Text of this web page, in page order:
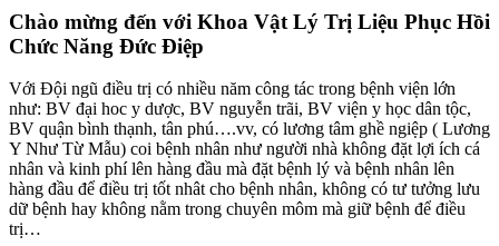
Chào mừng đến với Khoa Vật Lý Trị Liệu Phục Hồi
Chức Năng Đức Điệp
Với Đội ngũ điều trị có nhiều năm công tác trong bệnh viện lớn
như: BV đại hoc y dược, BV nguyễn trãi, BV viện y học dân tộc,
BV quận bình thạnh, tân phú….vv, có lương tâm ghề ngiệp ( Lương
Y Như Từ Mẫu) coi bệnh nhân như người nhà không đặt lợi ích cá
nhân và kinh phí lên hàng đầu mà đặt bệnh lý và bệnh nhân lên
hàng đầu để điều trị tốt nhât cho bệnh nhân, không có tư tưởng lưu
dữ bệnh hay không nằm trong chuyên môm mà giữ bệnh để điều
trị…